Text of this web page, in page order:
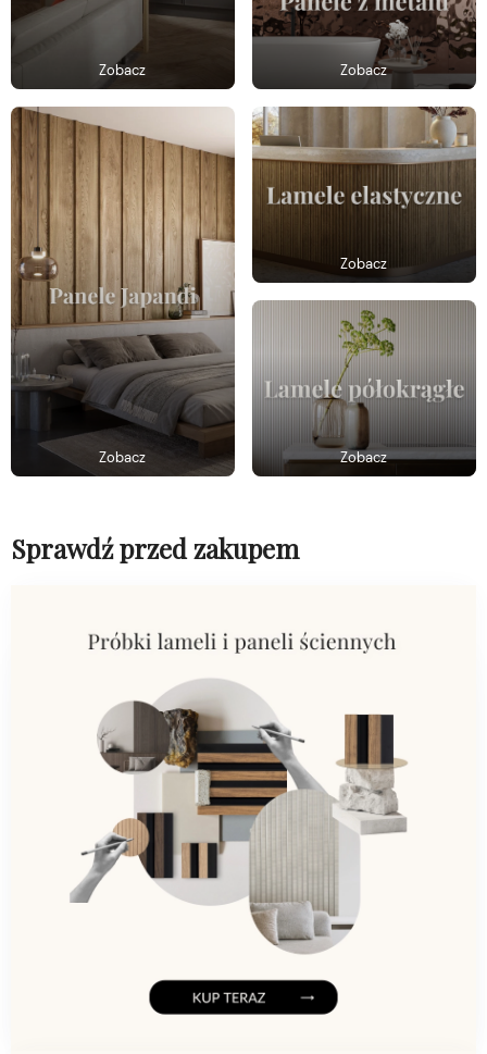
Zobacz Zobacz
Zobacz
Zobacz
Zobacz
Sprawdź przed zakupem